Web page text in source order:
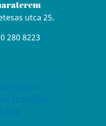
utca 25.
280 8223